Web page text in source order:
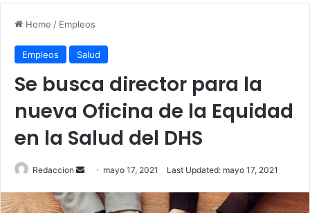
Home / Empleos
Empleos Salud
Se busca director para la
nueva Oficina de la Equidad
en la Salud del DHS
Redaccion mayo 17, 2021 Last Updated: mayo 17, 2021